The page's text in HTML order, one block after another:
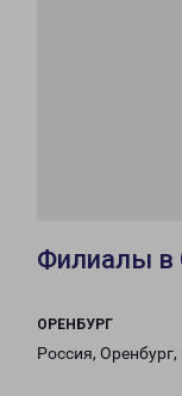
Филиалы в
ОРЕНБУРГ
Россия,